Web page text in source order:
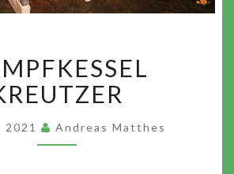
KREUTZER
2021 Andreas Matthes